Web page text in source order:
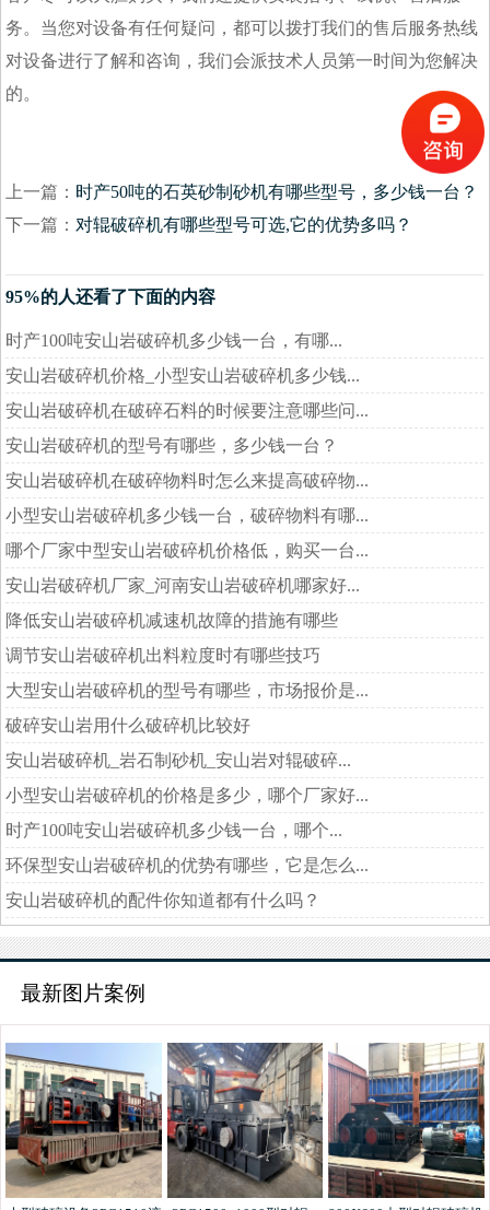
务。当您对设备有任何疑问，都可以拨打我们的售后服务热线
对设备进行了解和咨询，我们会派技术人员第一时间为您解决
的。
上一篇： 时产50吨的石英砂制砂机有哪些型号，多少钱一台？
下一篇：对辊破碎机有哪些型号可选,它的优势多吗？
95%的人还看了下面的内容
时产100吨安山岩破碎机多少钱一台，有哪...
安山岩破碎机价格_小型安山岩破碎机多少钱...
安山岩破碎机在破碎石料的时候要注意哪些问...
安山岩破碎机的型号有哪些，多少钱一台？
安山岩破碎机在破碎物料时怎么来提高破碎物...
小型安山岩破碎机多少钱一台，破碎物料有哪...
哪个厂家中型安山岩破碎机价格低，购买一台...
安山岩破碎机厂家_河南安山岩破碎机哪家好...
降低安山岩破碎机减速机故障的措施有哪些
调节安山岩破碎机出料粒度时有哪些技巧
大型安山岩破碎机的型号有哪些，市场报价是...
破碎安山岩用什么破碎机比较好
安山岩破碎机_岩石制砂机_安山岩对辊破碎...
小型安山岩破碎机的价格是多少，哪个厂家好...
时产100吨安山岩破碎机多少钱一台，哪个...
环保型安山岩破碎机的优势有哪些，它是怎么...
安山岩破碎机的配件你知道都有什么吗？
最新图片案例